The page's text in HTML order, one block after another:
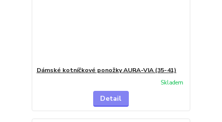
Dámské kotníčkové ponožky AURA-VIA (35-41)
Skladem
Detail